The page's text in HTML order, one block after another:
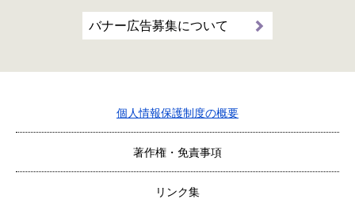
バナー広告募集について
個人情報保護制度の概要
著作権・免責事項
リンク集